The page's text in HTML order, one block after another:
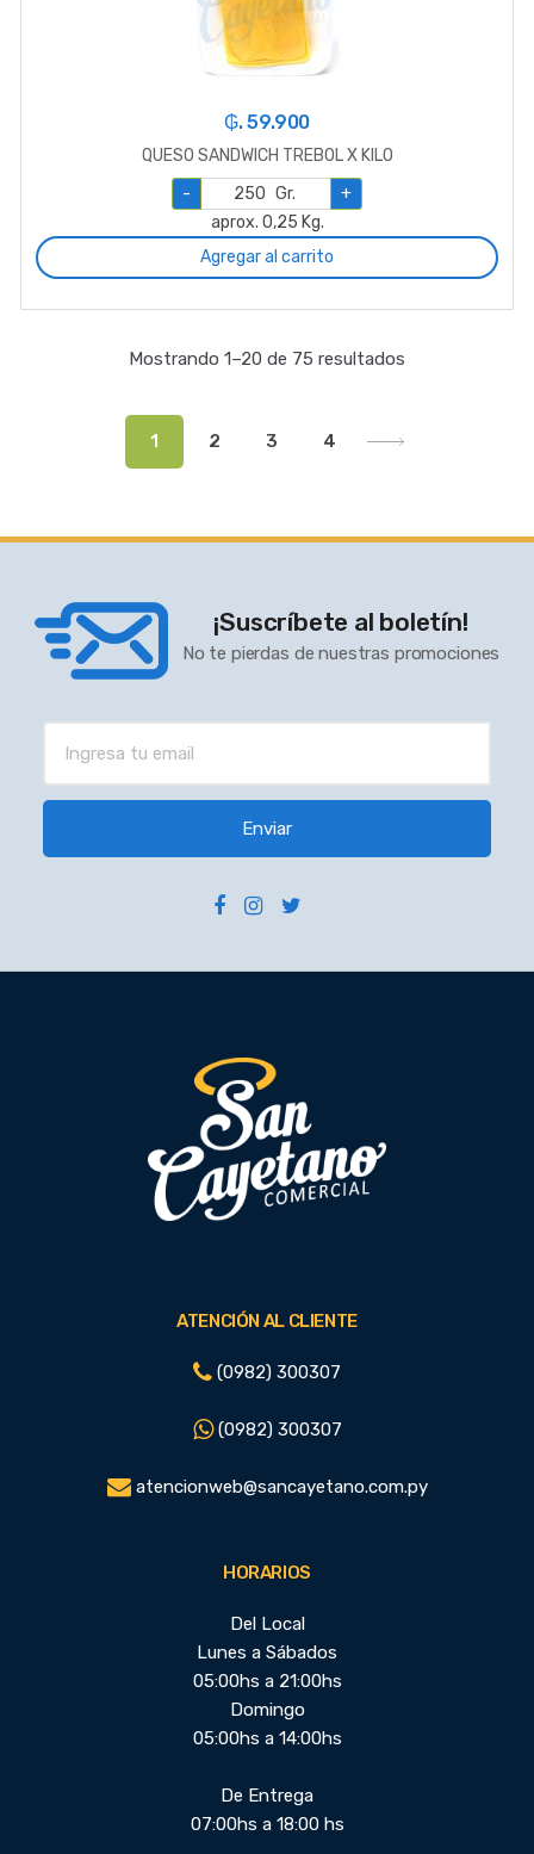
₲. 59.900
QUESO SANDWICH TREBOL X KILO
-
Gr.
+
aprox. 0,25 Kg.
Agregar al carrito
Mostrando 1–20 de 75 resultados
1 2 3 4
¡Suscríbete al boletín!
No te pierdas de nuestras promociones
Enviar
ATENCIÓN AL CLIENTE
(0982) 300307
(0982) 300307
atencionweb@sancayetano.com.py
HORARIOS
Del Local
Lunes a Sábados
05:00hs a 21:00hs
Domingo
05:00hs a 14:00hs
De Entrega
07:00hs a 18:00 hs